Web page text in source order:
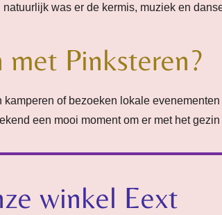
was er de kermis, muziek en
met Pinksteren?
of bezoeken lokale
een mooi moment om er met het
winkel Eext